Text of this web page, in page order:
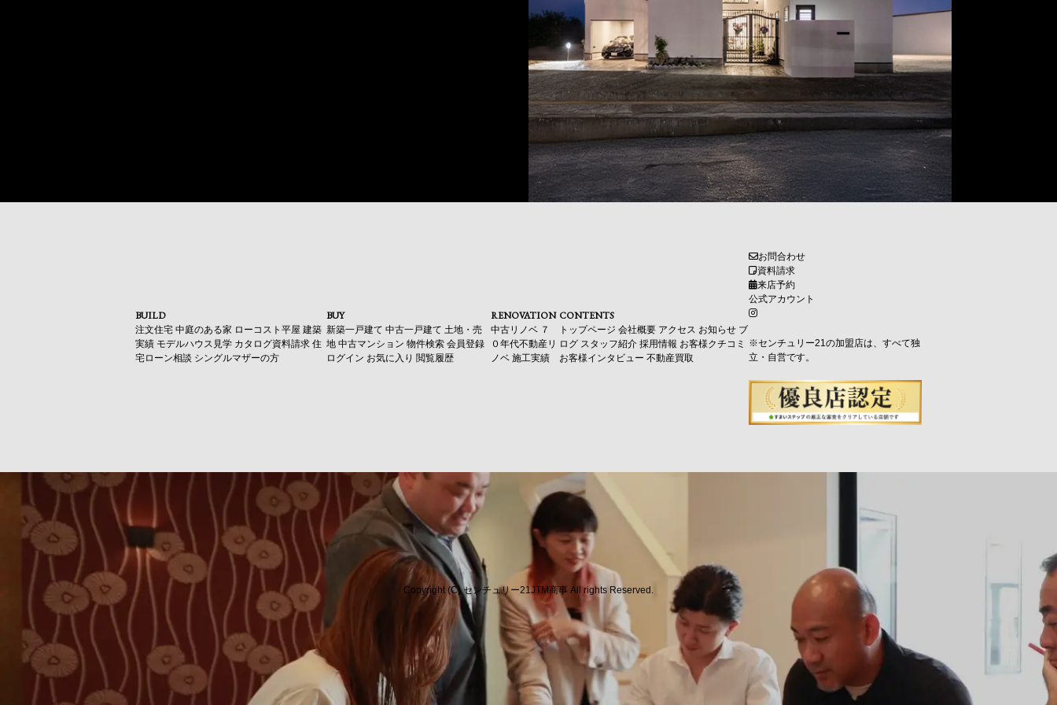
BUILD
注文住宅 中庭のある家 ローコスト平屋 建築
実績 モデルハウス見学 カタログ資料請求 住
宅ローン相談 シングルマザーの方
BUY
新築一戸建て 中古一戸建て 土地・売
地 中古マンション 物件検索 会員登録
ログイン お気に入り 閲覧履歴
RENOVATION
中古リノベ ７
０年代不動産リ
ノベ 施工実績
CONTENTS
トップページ 会社概要 アクセス お知らせ ブ
ログ スタッフ紹介 採用情報 お客様クチコミ
お客様インタビュー 不動産買取
お問合わせ
資料請求
来店予約
公式アカウント
※センチュリー21の加盟店は、すべて独
立・自営です。
Copyright (C) センチュリー21JTM商事 All rights Reserved.